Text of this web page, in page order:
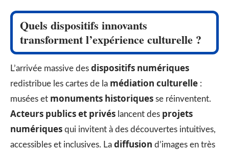
Quels dispositifs innovants
transforment l’expérience culturelle ?
L’arrivée massive des dispositifs numériques
redistribue les cartes de la médiation culturelle :
musées et monuments historiques se réinventent.
Acteurs publics et privés lancent des projets
numériques qui invitent à des découvertes intuitives,
accessibles et inclusives. La diffusion d’images en très